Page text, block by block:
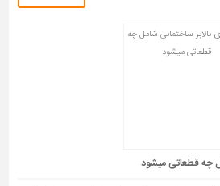
چه قطعاتی میشود